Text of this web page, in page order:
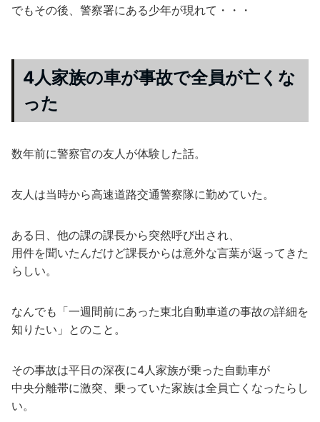
でもその後、警察署にある少年が現れて・・・
4人家族の車が事故で全員が亡くな
った
数年前に警察官の友人が体験した話。
友人は当時から高速道路交通警察隊に勤めていた。
ある日、他の課の課長から突然呼び出され、
用件を聞いたんだけど課長からは意外な言葉が返ってきた
らしい。
なんでも「一週間前にあった東北自動車道の事故の詳細を
知りたい」とのこと。
その事故は平日の深夜に4人家族が乗った自動車が
中央分離帯に激突、乗っていた家族は全員亡くなったらし
い。